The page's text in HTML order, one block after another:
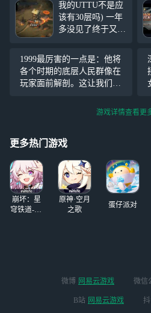
我的UTTU不是应
该有30层吗) 一年
多没见了终于又能
少了我10层(?)好了
我该去隔壁界园了
1999最厉害的一点是：他将
各个时期的底层人民群像在
玩家面前解剖。这让我们能
最惨酷却又最具“美感”的黑
游戏详情查看更
更多热门游戏
崩坏：星
穹铁道-4.4
原神·空月
之歌
蛋仔派对
微博 网易云游戏 微信
B站 网易云游戏